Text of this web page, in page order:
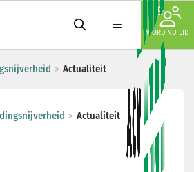
WORD NU LID
Actualiteit
Actualiteit